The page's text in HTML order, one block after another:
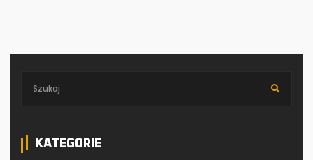
KATEGORIE